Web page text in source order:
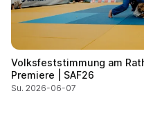
Volksfeststimmung am
Premiere | SAF26
Su. 2026-06-07